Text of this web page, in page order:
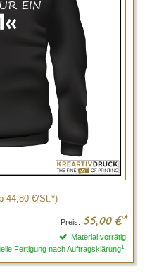
44,80 €/St.*)
Preis: 55,00 €*
Material vorrätig
Fertigung nach Auftragsklärung1